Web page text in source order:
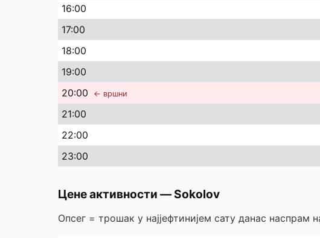
16:00
17:00
18:00
19:00
20:00 ← вршни
21:00
22:00
23:00
Цене активности —Sokolov
Опсег = трошак у најјефтинијем сату данас наспрам